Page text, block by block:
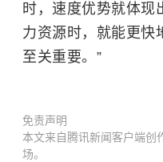
时，速度优势就体现
力资源时，就能更快
至关重要。”
免责声明
本文来自腾讯新闻客户端创
场。